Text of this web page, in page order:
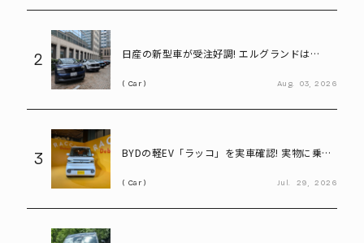
2
日産の新型車が受注好調! エルグランドは
Car Aug. 03, 2026
3
BYDの軽EV「ラッコ」を実車確認! 実物に乗り
Car Jul. 29, 2026